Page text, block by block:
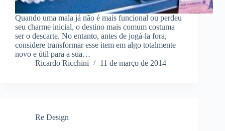
Quando uma mala já não é mais funcional ou perdeu
seu charme inicial, o destino mais comum costuma
ser o descarte. No entanto, antes de jogá-la fora,
considere transformar esse item em algo totalmente
novo e útil para a sua…
Ricardo Ricchini
11 de março de 2014
Re Design